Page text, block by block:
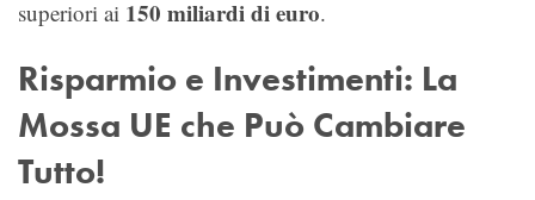
superiori ai 150 miliardi di euro.
Risparmio e Investimenti: La
Mossa UE che Può Cambiare
Tutto!